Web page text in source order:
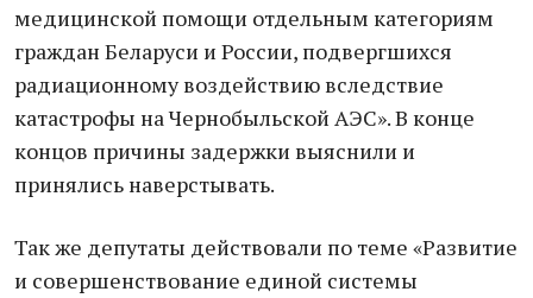
медицинской помощи отдельным категориям
граждан Беларуси и России, подвергшихся
радиационному воздействию вследствие
катастрофы на Чернобыльской АЭС». В конце
концов причины задержки выяснили и
принялись наверстывать.
Так же депутаты действовали по теме «Развитие
и совершенствование единой системы